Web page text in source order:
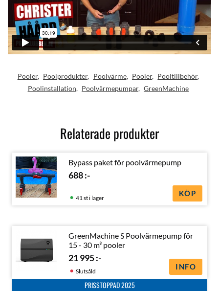
Pooler Poolprodukter Poolvärme Pooler
Pooltillbehör
Poolinstallation
Poolvärmepumpar GreenMachine
Relaterade produkter
Bypass paket för poolvärmepump
688:-
41 st i lager KÖP
GreenMachine S Poolvärmepump för
15 - 30 m³ pooler
21 995:-
PRISSTOPPAD 2025
Slutsåld INFO